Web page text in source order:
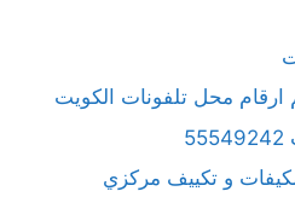
ارقام محل تلفونات الكويت
و تكييف مركزي